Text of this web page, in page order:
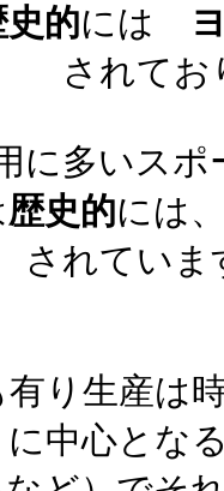
史的には
されてお
に多いスポ
歴史的には
されていま
有り生産
に中心とな